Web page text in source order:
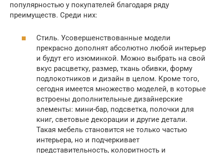
популярностью у покупателей благодаря ряду
преимуществ. Среди них:
Стиль. Усовершенствованные модели
прекрасно дополнят абсолютно любой интерьер
и будут его изюминкой. Можно выбрать на свой
вкус расцветку, размер, ткань обивки, форму
подлокотников и дизайн в целом. Кроме того,
сегодня имеется множество моделей, в которые
встроены дополнительные дизайнерские
элементы: мини-бар, подсветка, полочки для
книг, световые декорации и другие детали.
Такая мебель становится не только частью
интерьера, но и подчеркивает
представительность, колоритность и